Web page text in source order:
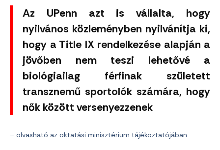
Az UPenn azt is vállalta, hogy
nyilvános közleményben nyilvánítja ki,
hogy a Title IX rendelkezése alapján a
jövőben nem teszi lehetővé a
biológiailag férfinak született
transznemű sportolók számára, hogy
nők között versenyezzenek
– olvasható az oktatási minisztérium tájékoztatójában.